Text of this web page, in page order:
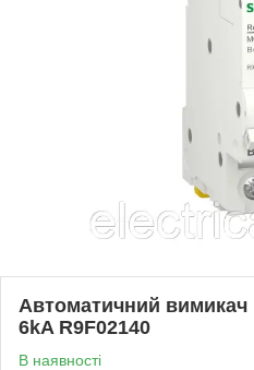
Автоматичний
6kA R9F02140
В наявності